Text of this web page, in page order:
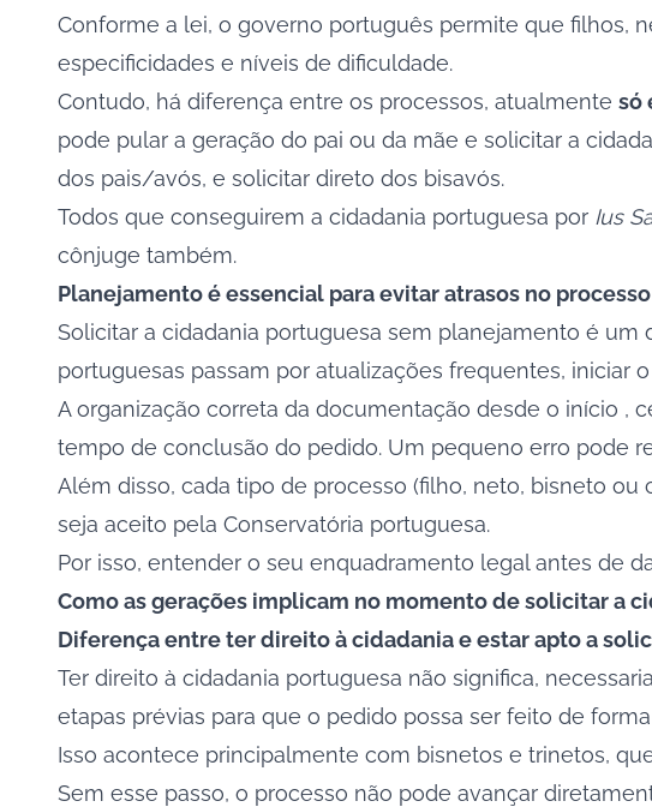
Conforme a lei, o governo português permite que filhos,
especificidades e níveis de dificuldade.
Contudo, há diferença entre os processos, atualmente só
pode pular a geração do pai ou da mãe e solicitar a
dos pais/avós, e solicitar direto dos bisavós.
Todos que conseguirem a cidadania portuguesa por Ius
cônjuge também.
Planejamento é essencial para evitar atrasos no
Solicitar a cidadania portuguesa sem planejamento é
portuguesas passam por atualizações frequentes, iniciar
A organização correta da documentação desde o início ,
tempo de conclusão do pedido. Um pequeno erro pode
Além disso, cada tipo de processo (filho, neto, bisneto
seja aceito pela Conservatória portuguesa.
Por isso, entender o seu enquadramento legal antes de
Como as gerações implicam no momento de solicitar a
Diferença entre ter direito à cidadania e estar apto a
Ter direito à cidadania portuguesa não significa,
etapas prévias para que o pedido possa ser feito de
Isso acontece principalmente com bisnetos e trinetos,
Sem esse passo, o processo não pode avançar